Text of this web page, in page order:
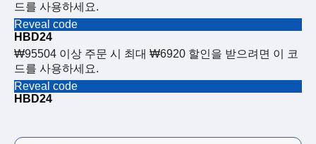
드를 사용하세요.
Reveal code
HBD24
₩95504 이상 주문 시 최대 ₩6920 할인을 받으려면 이 코
드를 사용하세요.
Reveal code
HBD24